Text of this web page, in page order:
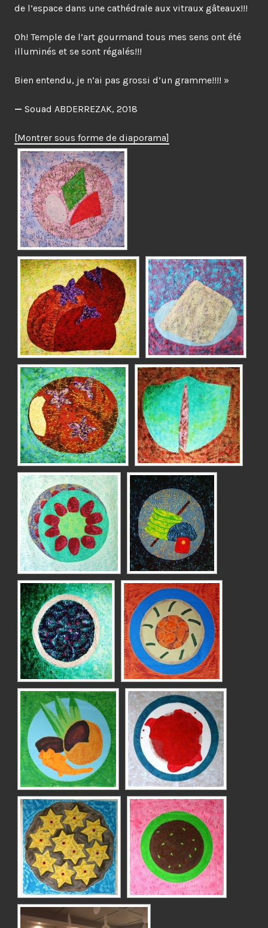
de l’espace dans une cathédrale aux vitraux gâteaux!!!
Oh! Temple de l’art gourmand tous mes sens ont été
illuminés et se sont régalés!!!
Bien entendu, je n’ai pas grossi d’un gramme!!!! »
— Souad ABDERREZAK, 2018
[Montrer sous forme de diaporama]